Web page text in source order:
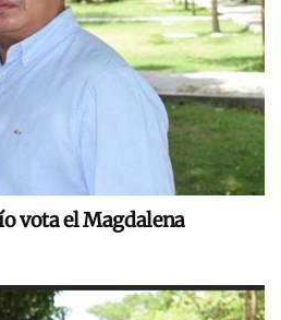
vota el Magdalena